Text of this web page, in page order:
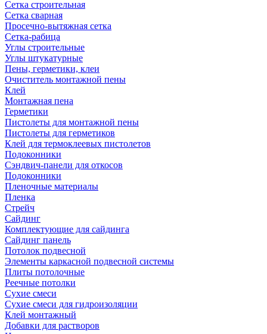
Сетка строительная
Сетка сварная
Просечно-вытяжная сетка
Сетка-рабица
Углы строительные
Углы штукатурные
Пены, герметики, клеи
Очиститель монтажной пены
Клей
Монтажная пена
Герметики
Пистолеты для монтажной пены
Пистолеты для герметиков
Клей для термоклеевых пистолетов
Подоконники
Сэндвич-панели для откосов
Подоконники
Пленочные материалы
Пленка
Стрейч
Сайдинг
Комплектующие для сайдинга
Сайдинг панель
Потолок подвесной
Элементы каркасной подвесной системы
Плиты потолочные
Реечные потолки
Сухие смеси
Сухие смеси для гидроизоляции
Клей монтажный
Добавки для растворов